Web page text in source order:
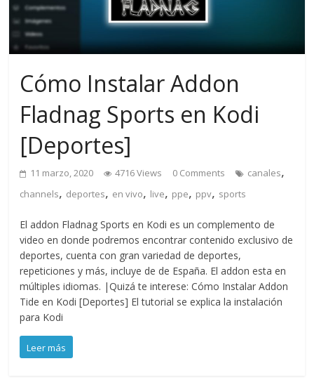
Cómo Instalar Addon
Fladnag Sports en Kodi
[Deportes]
11 marzo, 2020 4716 Views 0 Comments canales,
channels, deportes, en vivo, live, ppe, ppv, sports
El addon Fladnag Sports en Kodi es un complemento de
video en donde podremos encontrar contenido exclusivo de
deportes, cuenta con gran variedad de deportes,
repeticiones y más, incluye de de España. El addon esta en
múltiples idiomas. |Quizá te interese: Cómo Instalar Addon
Tide en Kodi [Deportes] El tutorial se explica la instalación
para Kodi
Leer más